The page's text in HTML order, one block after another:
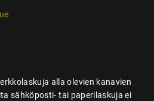
alla olevien kanavien
sähköposti- tai paperilaskuja ei